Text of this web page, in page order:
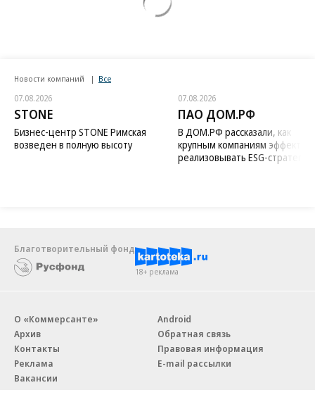
Новости компаний Все
07.08.2026
STONE
Бизнес-центр STONE Римская
возведен в полную высоту
07.08.2026
ПАО ДОМ.РФ
В ДОМ.РФ рассказали, как
крупным компаниям
реализовывать ESG-стратегию
Благотворительный фонд
18+ реклама
О «Коммерсанте»
Архив
Контакты
Реклама
Вакансии
Android
Обратная связь
Правовая информация
E-mail рассылки